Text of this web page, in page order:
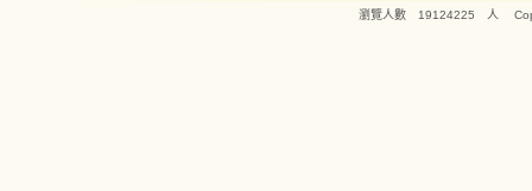
瀏覽人數 19124225 人